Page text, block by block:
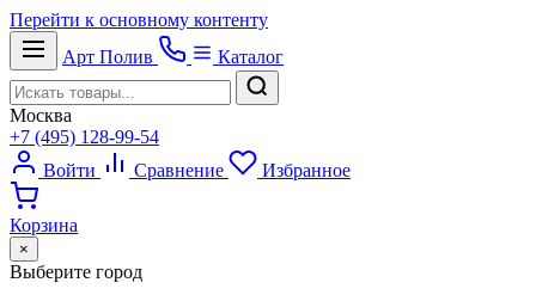
Перейти к основному контенту
Арт Полив Каталог
Москва
+7 (495) 128-99-54
Войти
Сравнение Избранное
Корзина
×
Выберите город